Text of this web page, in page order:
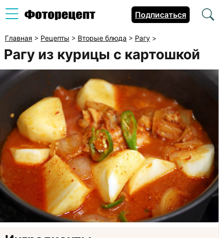
Подписаться
Главная > Рецепты > Вторые блюда > Рагу >
Рагу из курицы с картошкой